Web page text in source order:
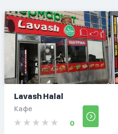
Lavash Halal
Кафе
0